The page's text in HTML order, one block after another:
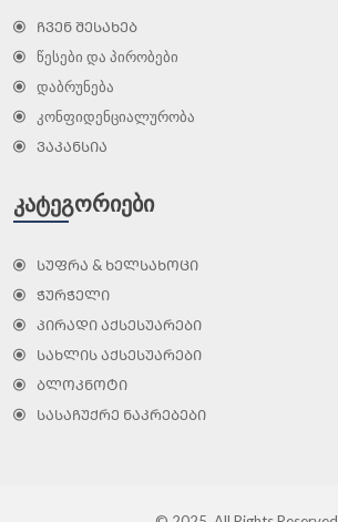
ᲩᲕᲔᲜ ᲨᲔᲡᲐᲮᲔᲑ
წესები და პირობები
დაბრუნება
კონფიდენციალურობა
ᲕᲐᲙᲐᲜᲡᲘᲐ
ᲙᲐᲢᲔᲒᲝᲠᲘᲔᲑᲘ
ᲡᲣᲤᲠᲐ & ᲮᲔᲚᲡᲐᲮᲝᲪᲘ
ᲭᲣᲠᲭᲔᲚᲘ
ᲞᲘᲠᲐᲓᲘ ᲐᲥᲡᲔᲡᲣᲐᲠᲔᲑᲘ
ᲡᲐᲮᲚᲘᲡ ᲐᲥᲡᲔᲡᲣᲐᲠᲔᲑᲘ
ᲑᲚᲝᲙᲜᲝᲢᲘ
ᲡᲐᲡᲐᲩᲣᲥᲠᲔ ᲜᲐᲙᲠᲔᲑᲔᲑᲘ